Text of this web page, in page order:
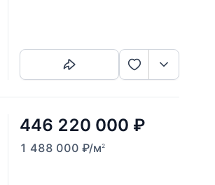
446 220 000 ₽
1 488 000 ₽/м2